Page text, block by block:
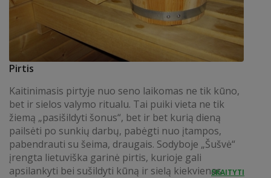
Pirtis
Kaitinimasis pirtyje nuo seno laikomas ne tik kūno,
bet ir sielos valymo ritualu. Tai puiki vieta ne tik
žiemą „pasišildyti šonus“, bet ir bet kurią dieną
pailsėti po sunkių darbų, pabėgti nuo įtampos,
pabendrauti su šeima, draugais. Sodyboje „Šušvė“
įrengta lietuviška garinė pirtis, kurioje gali
apsilankyti bei sušildyti kūną ir sielą kiekvienas.SKAITYTI